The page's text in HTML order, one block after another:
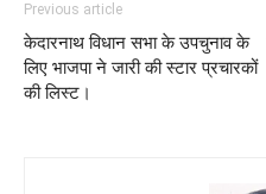
Previous article
केदारनाथ विधान सभा के उपचुनाव के
लिए भाजपा ने जारी की स्टार प्रचारकों
की लिस्ट।